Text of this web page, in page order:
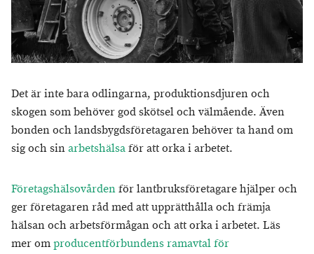
Det är inte bara odlingarna, produktionsdjuren och
skogen som behöver god skötsel och välmående. Även
bonden och landsbygdsföretagaren behöver ta hand om
sig och sinarbetshälsaför att orka i arbetet.
Företagshälsovårdenför lantbruksföretagare hjälper och
ger företagaren råd med att upprätthålla och främja
hälsan och arbetsförmågan och att orka i arbetet. Läs
mer omproducentförbundens ramavtal för